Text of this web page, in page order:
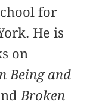
for
He is
on
Being and
Broken